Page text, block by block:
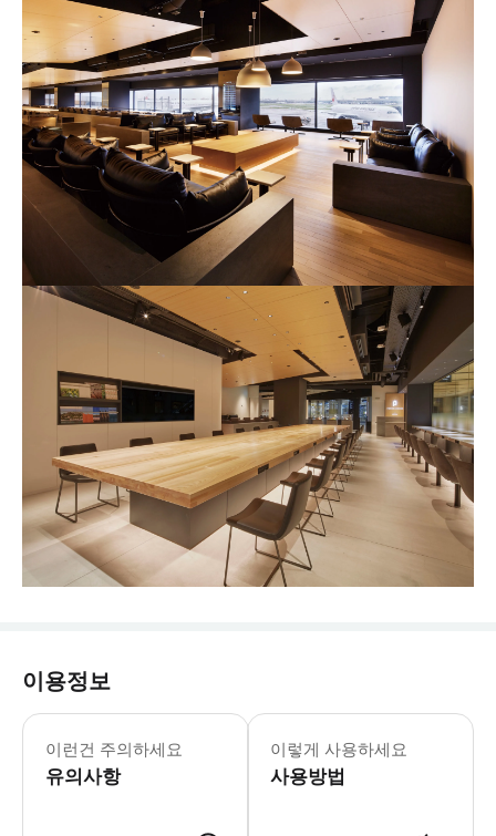
이용정보
이런건 주의하세요
유의사항
- 이용요건 * 만 0-3세 아동은 시설을
- 예약확정 * 예약 후 확정 여부를 바
이렇게 사용하세요
사용방법